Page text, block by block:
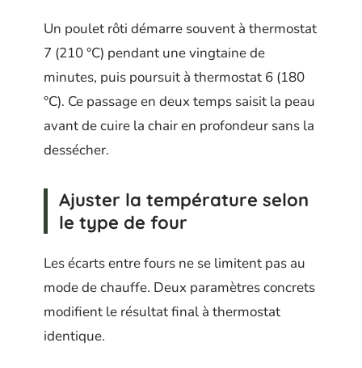
Un poulet rôti démarre souvent à thermostat
7 (210 °C) pendant une vingtaine de
minutes, puis poursuit à thermostat 6 (180
°C). Ce passage en deux temps saisit la peau
avant de cuire la chair en profondeur sans la
dessécher.
Ajuster la température selon
le type de four
Les écarts entre fours ne se limitent pas au
mode de chauffe. Deux paramètres concrets
modifient le résultat final à thermostat
identique.